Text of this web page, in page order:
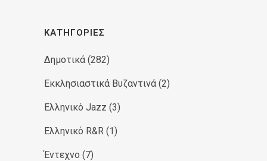
ΚΑΤΗΓΟΡΊΕΣ
Δημοτικά (282)
Εκκλησιαστικά Βυζαντινά (2)
Ελληνικό Jazz (3)
Ελληνικό R&R (1)
Έντεχνο (7)